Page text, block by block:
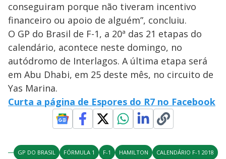
conseguiram porque não tiveram incentivo
financeiro ou apoio de alguém”, concluiu.
O GP do Brasil de F-1, a 20ª das 21 etapas do
calendário, acontece neste domingo, no
autódromo de Interlagos. A última etapa será
em Abu Dhabi, em 25 deste mês, no circuito de
Yas Marina.
Curta a página de Espores do R7 no Facebook
GP DO BRASIL FÓRMULA 1 F-1 HAMILTON CALENDÁRIO F-1 2018